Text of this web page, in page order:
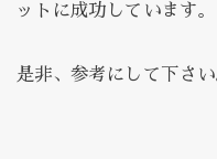
ットに成功しています。
是非、参考にして下さい